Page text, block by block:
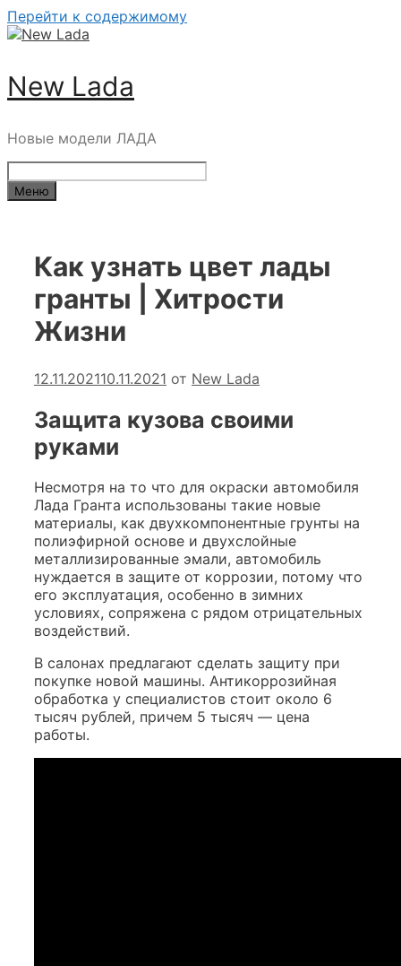
Перейти к содержимому
New Lada
Новые модели ЛАДА
Меню
Как узнать цвет лады
гранты | Хитрости
Жизни
12.11.202110.11.2021 от New Lada
Защита кузова своими
руками
Несмотря на то что для окраски автомобиля
Лада Гранта использованы такие новые
материалы, как двухкомпонентные грунты на
полиэфирной основе и двухслойные
металлизированные эмали, автомобиль
нуждается в защите от коррозии, потому что
его эксплуатация, особенно в зимних
условиях, сопряжена с рядом отрицательных
воздействий.
В салонах предлагают сделать защиту при
покупке новой машины. Антикоррозийная
обработка у специалистов стоит около 6
тысяч рублей, причем 5 тысяч — цена
работы.